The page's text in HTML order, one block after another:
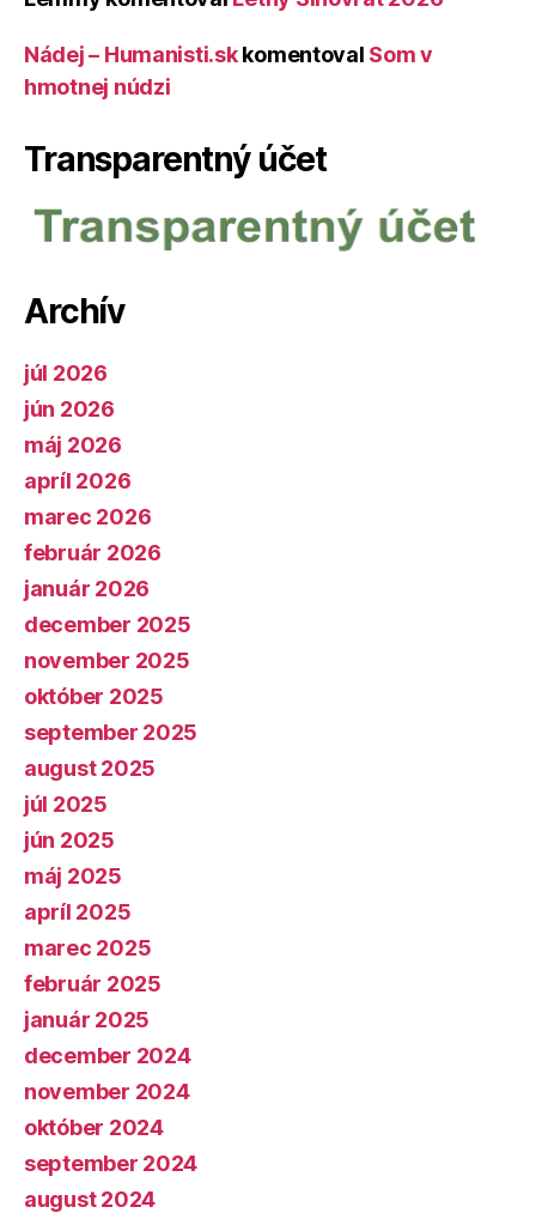
Nádej – Humanisti.skkomentoval Som v
hmotnej núdzi
Transparentný účet
Archív
júl 2026
jún 2026
máj 2026
apríl 2026
marec 2026
február 2026
január 2026
december 2025
november 2025
október 2025
september 2025
august 2025
júl 2025
jún 2025
máj 2025
apríl 2025
marec 2025
február 2025
január 2025
december 2024
november 2024
október 2024
september 2024
august 2024